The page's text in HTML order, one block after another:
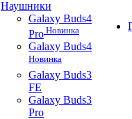
Наушники
Galaxy Buds4
Pro Новинка
Galaxy Buds4
Новинка
Galaxy Buds3
FE
Galaxy Buds3
Pro